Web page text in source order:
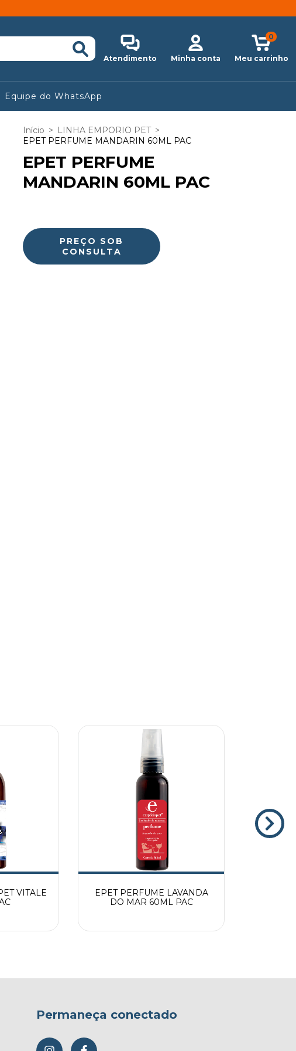
Atendimento Minha conta Meu carrinho
0
Equipe do WhatsApp
Início > LINHA EMPORIO PET >
EPET PERFUME MANDARIN 60ML PAC
EPET PERFUME
MANDARIN 60ML PAC
VITALE
EPET PERFUME LAVANDA
DO MAR 60ML PAC
Permaneça conectado